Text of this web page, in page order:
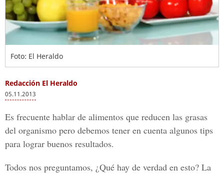
Foto: El Heraldo
Redacción El Heraldo
05.11.2013
Es frecuente hablar de alimentos que reducen las grasas
del organismo pero debemos tener en cuenta algunos tips
para lograr buenos resultados.
Todos nos preguntamos, ¿Qué hay de verdad en esto? La